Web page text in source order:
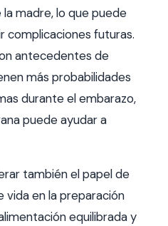
madre, lo que puede
complicaciones futuras.
antecedentes de
más probabilidades
durante el embarazo,
puede ayudar a
también el papel de
vida en la preparación
equilibrada y